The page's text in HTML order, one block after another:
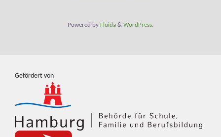
Powered by Fluida & WordPress.
Gefördert von